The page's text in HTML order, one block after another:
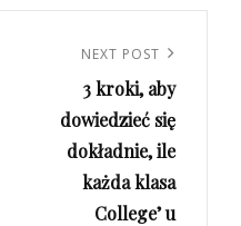
NEXT POST
3 kroki, aby
dowiedzieć się
dokładnie, ile
każda klasa
College’ u